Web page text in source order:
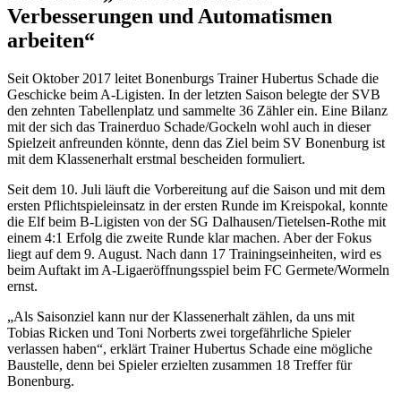
Verbesserungen und Automatismen
arbeiten“
Seit Oktober 2017 leitet Bonenburgs Trainer Hubertus Schade die
Geschicke beim A-Ligisten. In der letzten Saison belegte der SVB
den zehnten Tabellenplatz und sammelte 36 Zähler ein. Eine Bilanz
mit der sich das Trainerduo Schade/Gockeln wohl auch in dieser
Spielzeit anfreunden könnte, denn das Ziel beim SV Bonenburg ist
mit dem Klassenerhalt erstmal bescheiden formuliert.
Seit dem 10. Juli läuft die Vorbereitung auf die Saison und mit dem
ersten Pflichtspieleinsatz in der ersten Runde im Kreispokal, konnte
die Elf beim B-Ligisten von der SG Dalhausen/Tietelsen-Rothe mit
einem 4:1 Erfolg die zweite Runde klar machen. Aber der Fokus
liegt auf dem 9. August. Nach dann 17 Trainingseinheiten, wird es
beim Auftakt im A-Ligaeröffnungsspiel beim FC Germete/Wormeln
ernst.
„Als Saisonziel kann nur der Klassenerhalt zählen, da uns mit
Tobias Ricken und Toni Norberts zwei torgefährliche Spieler
verlassen haben“, erklärt Trainer Hubertus Schade eine mögliche
Baustelle, denn bei Spieler erzielten zusammen 18 Treffer für
Bonenburg.